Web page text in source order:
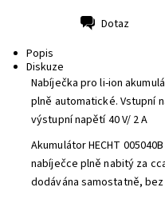
Dotaz
Popis
Diskuze
Nabíječka pro li-ion
plně automatické. Vstupní
výstupní napětí 40 V/ 2 A
Akumulátor HECHT
nabíječce plně nabitý za
dodávána samostatně,